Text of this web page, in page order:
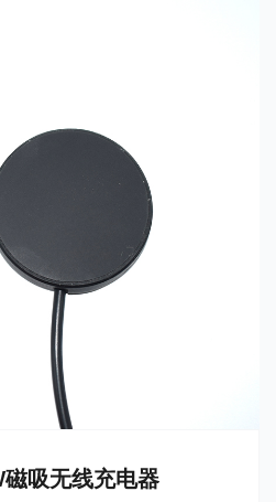
磁吸无线充电器